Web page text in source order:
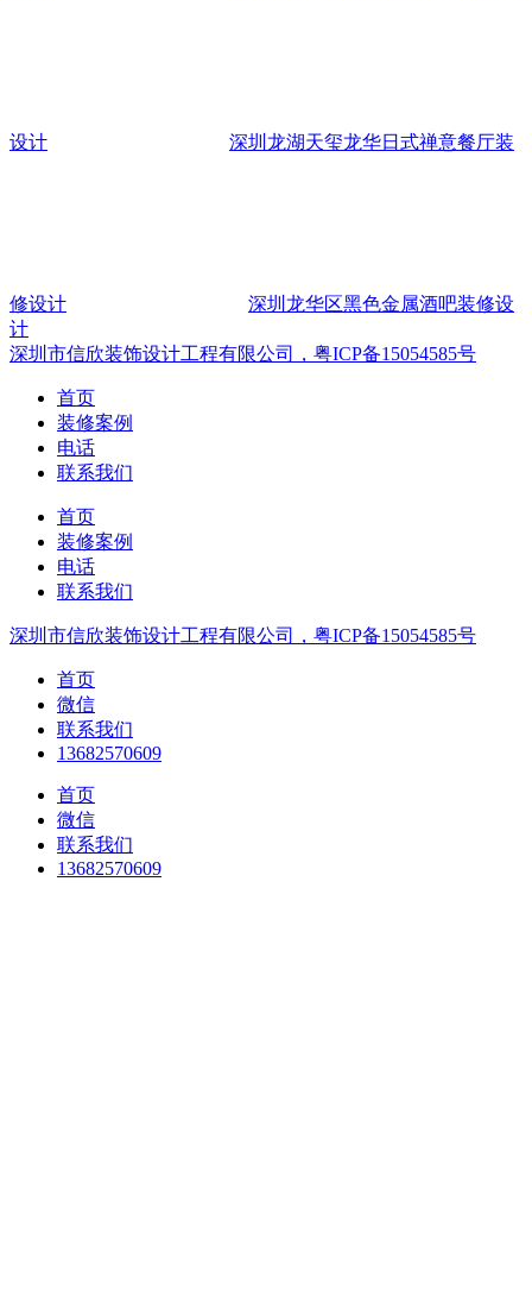
设计 深圳龙湖天玺龙华日式禅意餐厅装
修设计
深圳龙华区黑色金属酒吧装修设
计
深圳市信欣装饰设计工程有限公司，粤ICP备15054585号
首页
装修案例
电话
联系我们
首页
装修案例
电话
联系我们
深圳市信欣装饰设计工程有限公司，粤ICP备15054585号
首页
微信
联系我们
13682570609
首页
微信
联系我们
13682570609